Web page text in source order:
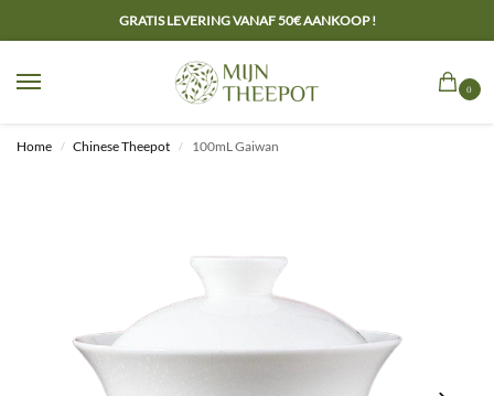
GRATIS LEVERING VANAF 50€ AANKOOP !
0
Home / Chinese Theepot / 100mL Gaiwan